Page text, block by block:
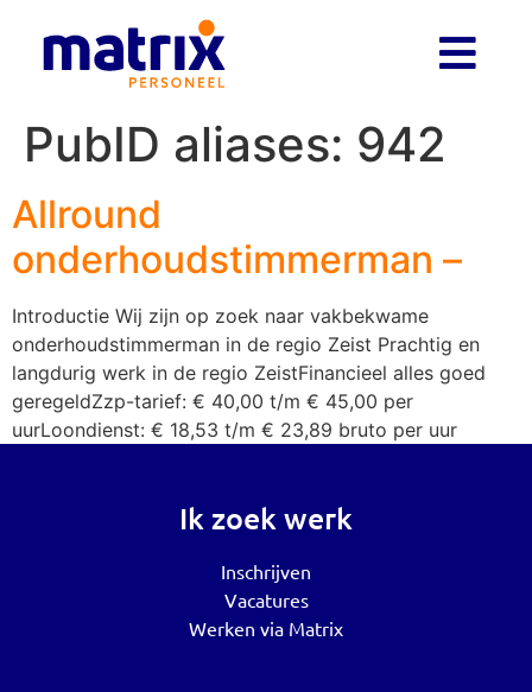
PubID aliases: 942
Allround
onderhoudstimmerman –
Introductie Wij zijn op zoek naar vakbekwame
onderhoudstimmerman in de regio Zeist Prachtig en
langdurig werk in de regio ZeistFinancieel alles goed
geregeldZzp-tarief: € 40,00 t/m € 45,00 per
uurLoondienst: € 18,53 t/m € 23,89 bruto per uur
Ik zoek werk
Inschrijven
Vacatures
Werken via Matrix